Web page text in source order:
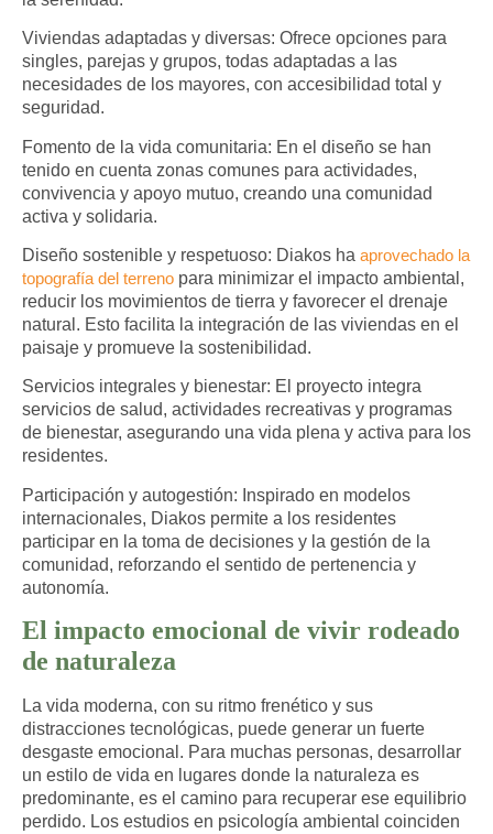
Viviendas adaptadas y diversas: Ofrece opciones para
singles, parejas y grupos, todas adaptadas a las
necesidades de los mayores, con accesibilidad total y
seguridad.
Fomento de la vida comunitaria: En el diseño se han
tenido en cuenta zonas comunes para actividades,
convivencia y apoyo mutuo, creando una comunidad
activa y solidaria.
Diseño sostenible y respetuoso: Diakos ha aprovechado la
topografía del terreno para minimizar el impacto ambiental,
reducir los movimientos de tierra y favorecer el drenaje
natural. Esto facilita la integración de las viviendas en el
paisaje y promueve la sostenibilidad.
Servicios integrales y bienestar: El proyecto integra
servicios de salud, actividades recreativas y programas
de bienestar, asegurando una vida plena y activa para los
residentes.
Participación y autogestión: Inspirado en modelos
internacionales, Diakos permite a los residentes
participar en la toma de decisiones y la gestión de la
comunidad, reforzando el sentido de pertenencia y
autonomía.
El impacto emocional de vivir rodeado
de naturaleza
La vida moderna, con su ritmo frenético y sus
distracciones tecnológicas, puede generar un fuerte
desgaste emocional. Para muchas personas, desarrollar
un estilo de vida en lugares donde la naturaleza es
predominante, es el camino para recuperar ese equilibrio
perdido. Los estudios en psicología ambiental coinciden